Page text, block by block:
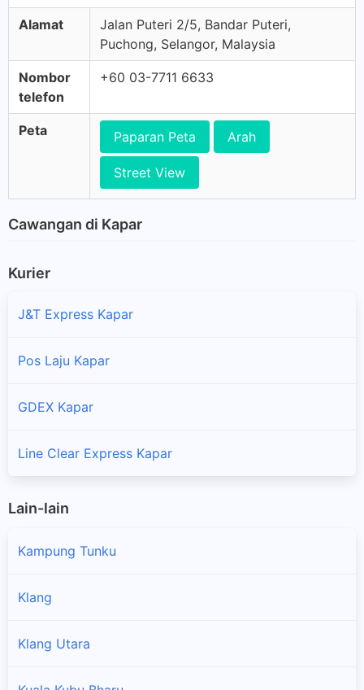
Alamat
Jalan Puteri 2/5, Bandar Puteri,
Puchong, Selangor, Malaysia
Nombor
telefon
+60 03-7711 6633
Peta Paparan Peta Arah
Street View
Cawangan di Kapar
Kurier
J&T Express Kapar
Pos Laju Kapar
GDEX Kapar
Line Clear Express Kapar
Lain-lain
Kampung Tunku
Klang
Klang Utara